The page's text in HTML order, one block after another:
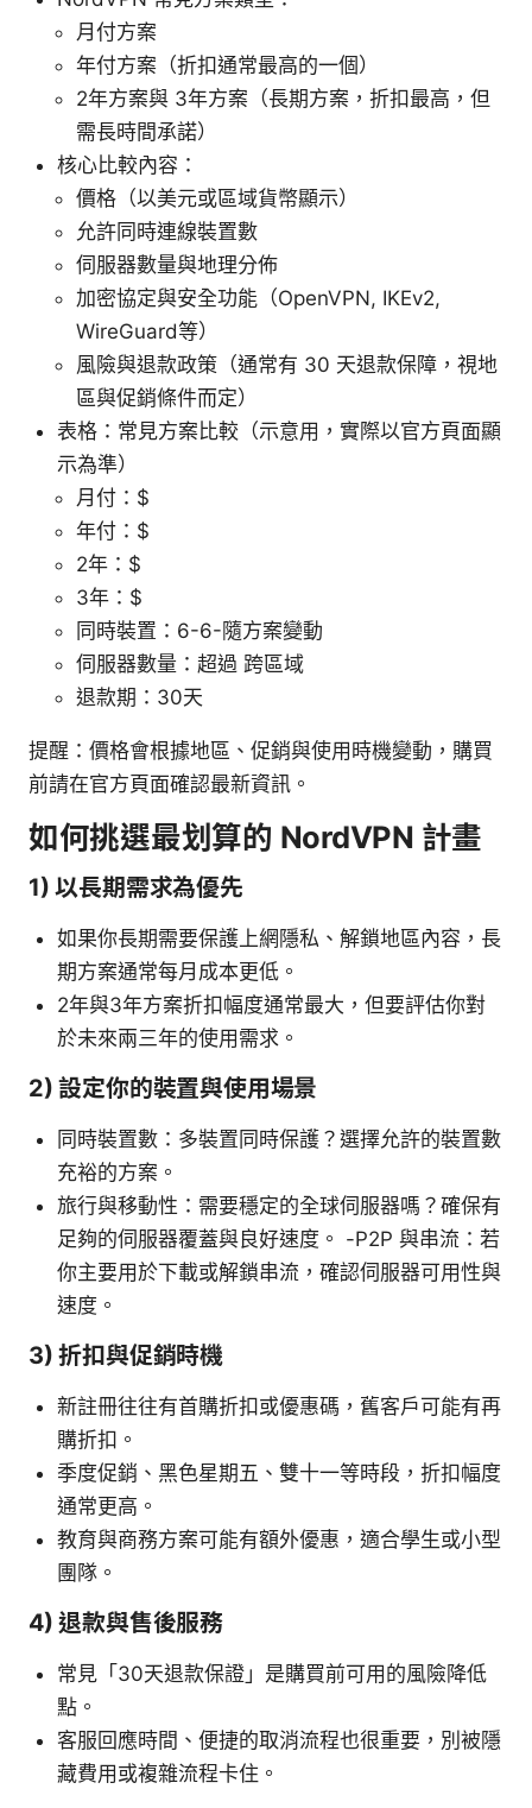
月付方案
年付方案（折扣通常最高的一個）
2年方案與 3年方案（長期方案，折扣最高，但
需長時間承諾）
核心比較內容：
價格（以美元或區域貨幣顯示）
允許同時連線裝置數
伺服器數量與地理分佈
加密協定與安全功能（OpenVPN, IKEv2,
WireGuard等）
風險與退款政策（通常有 30 天退款保障，視地
區與促銷條件而定）
表格：常見方案比較（示意用，實際以官方頁面顯
示為準）
月付：$
年付：$
2年：$
3年：$
同時裝置：6-6-隨方案變動
伺服器數量：超過 跨區域
退款期：30天
提醒：價格會根據地區、促銷與使用時機變動，購買
前請在官方頁面確認最新資訊。
如何挑選最划算的 NordVPN 計畫
1) 以長期需求為優先
如果你長期需要保護上網隱私、解鎖地區內容，長
期方案通常每月成本更低。
2年與3年方案折扣幅度通常最大，但要評估你對
於未來兩三年的使用需求。
2) 設定你的裝置與使用場景
同時裝置數：多裝置同時保護？選擇允許的裝置數
充裕的方案。
旅行與移動性：需要穩定的全球伺服器嗎？確保有
足夠的伺服器覆蓋與良好速度。 -P2P 與串流：若
你主要用於下載或解鎖串流，確認伺服器可用性與
速度。
3) 折扣與促銷時機
新註冊往往有首購折扣或優惠碼，舊客戶可能有再
購折扣。
季度促銷、黑色星期五、雙十一等時段，折扣幅度
通常更高。
教育與商務方案可能有額外優惠，適合學生或小型
團隊。
4) 退款與售後服務
常見「30天退款保證」是購買前可用的風險降低
點。
客服回應時間、便捷的取消流程也很重要，別被隱
藏費用或複雜流程卡住。